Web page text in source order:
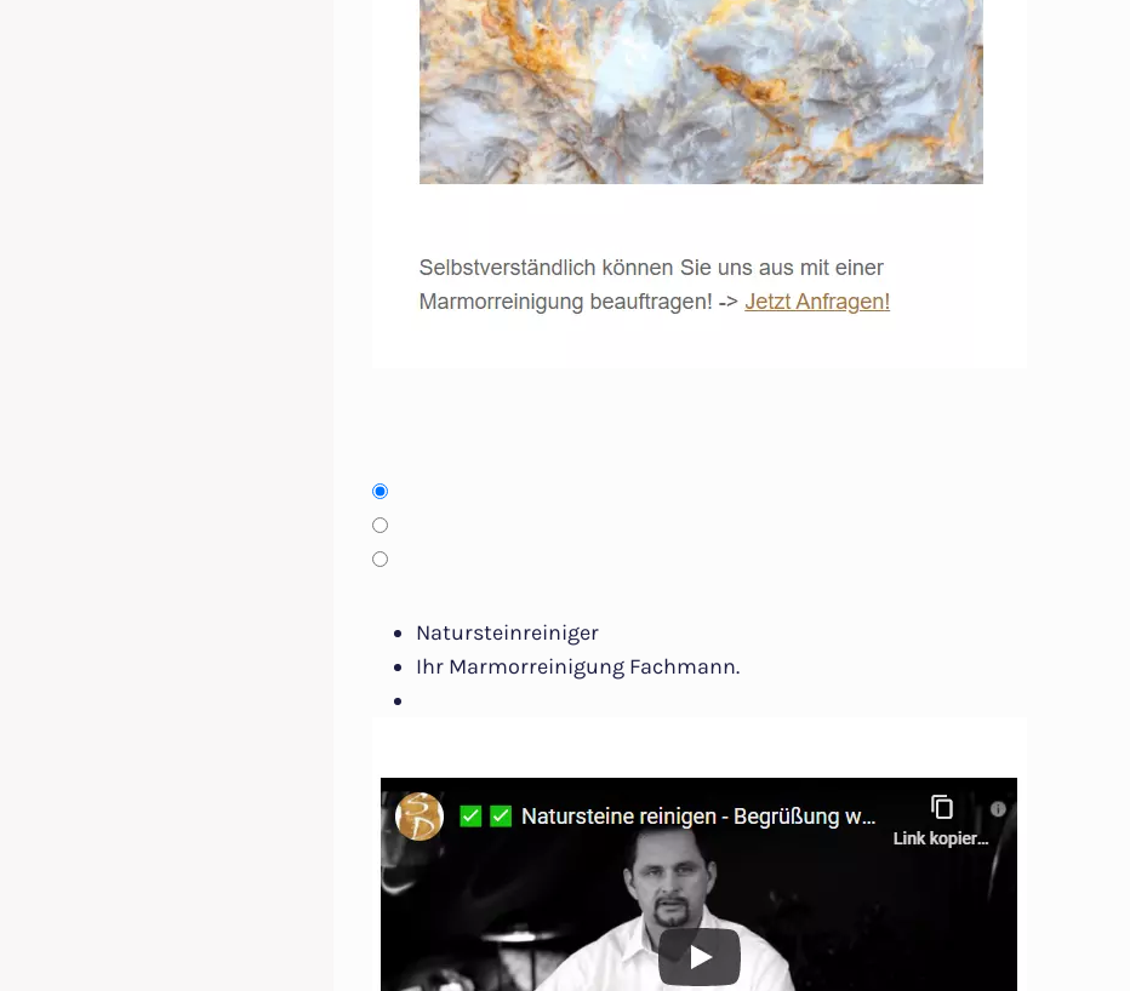
Natursteinreiniger
Ihr Marmorreinigung Fachmann.